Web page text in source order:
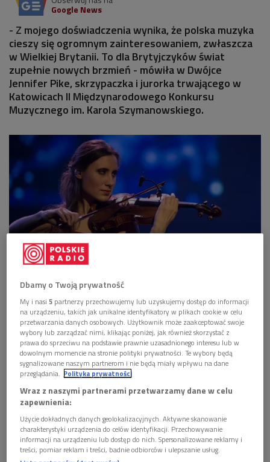
Google News
- Z mojego doświadczenia wynika, że polska muzyka
cieszy się ogromnym zainteresowaniem, zwłaszcza
w Wielkiej Brytanii. To dla Brytyjczyków świat
zupełnie nowych brzmień - mówiła w Dwójce
Jennifer Pike, skrzypaczka i jurorka trwającego w
Katowicach II Międzynarodowego Konkursu
Muzycznego im. Karola Szymanowskiego.
Skrzypaczka Jennifer Pike Foto: PAP/Grzegorz Michałowski
Trwa II Międzynarodowy Konkurs Muzyczny im. Karola
Szymanowskiego. 14 września ma miejsce finał w
kategorii skrzypiec.
W przerwie występów udało nam się porozmawiać z
jedną z jurorek, Jennifer Pike, która opowiedziała o
swoich polskich korzeniach, fascynacji polską muzyką,
a także o poziomie tegorocznego konkursu.
Konkurs Szymanowskiego odbywa się łącznie w
czterech kategoriach: fortepian, skrzypce, kwartety
smyczkowe i głos. Gala finałowa będzie miała miejsce
Dbamy o Twoją prywatność
My i nasi5 partnerzy przechowujemy lub uzyskujemy dostęp do informacji
na urządzeniu, takich jak unikalne identyfikatory w plikach cookie w celu
przetwarzania danych osobowych. Użytkownik może zaakceptować swoje
wybory lub zarządzać nimi, klikając poniżej, jak również skorzystać z
prawa do sprzeciwu na podstawie prawnie uzasadnionego interesu lub w
dowolnym momencie na stronie polityki prywatności. Te wybory będą
sygnalizowane naszym partnerom i nie będą miały wpływu na dane
przeglądania. Polityka prywatności
Wraz z naszymi partnerami przetwarzamy dane w celu
zapewnienia:
Użycie dokładnych danych geolokalizacyjnych. Aktywne skanowanie
charakterystyki urządzenia do celów identyfikacji. Przechowywanie
informacji na urządzeniu lub dostęp do nich. Spersonalizowane reklamy i
treści, pomiar reklam i treści, badnie odbiorców i ulepszanie usług.